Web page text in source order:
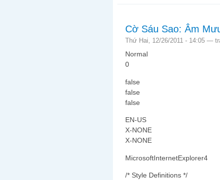
Cờ Sáu Sao: Âm
Thứ Hai, 12/26/2011 - 14:05 —
Normal
0
false
false
false
EN-US
X-NONE
X-NONE
MicrosoftInternetExplorer4
/* Style Definitions */